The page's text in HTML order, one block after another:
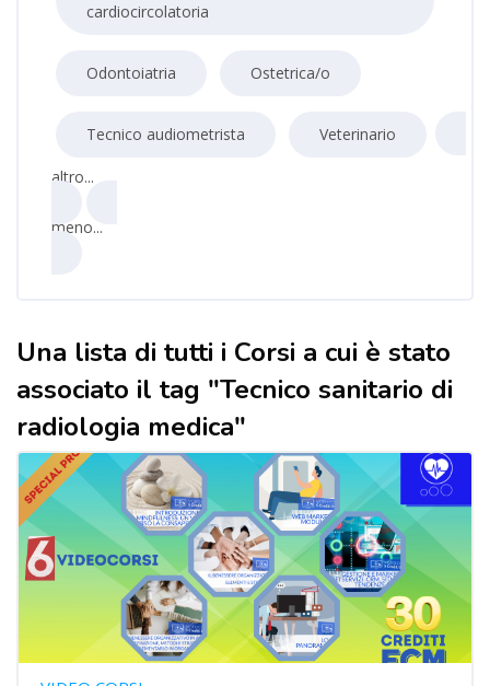
cardiocircolatoria
Odontoiatria Ostetrica/o
Tecnico audiometrista Veterinario
altro...
meno...
Una lista di tutti i Corsi a cui è stato
associato il tag "Tecnico sanitario di
radiologia medica"